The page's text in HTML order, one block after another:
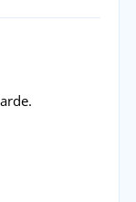
pentru